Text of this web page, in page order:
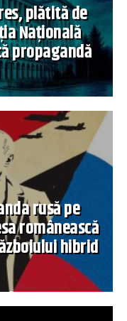
plătită de
Națională
propagandă
rusă pe
românească
hibrid